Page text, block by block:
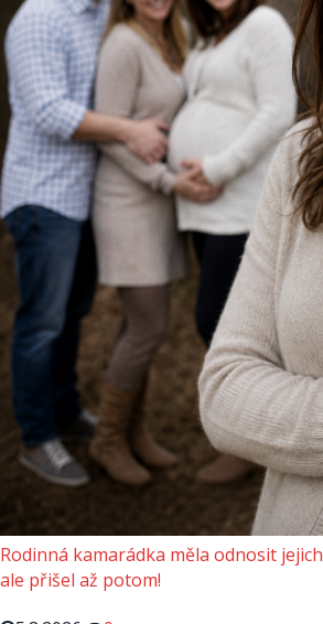
Rodinná kamarádka měla odnosit
ale přišel až potom!